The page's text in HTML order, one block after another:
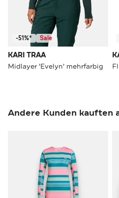
-51%* Sale
KARI TRAA
Midlayer 'Evelyn' mehrfarbig
Andere Kunden kauften